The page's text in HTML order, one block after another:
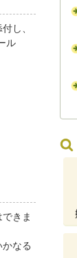
し、
ル
きま
なる